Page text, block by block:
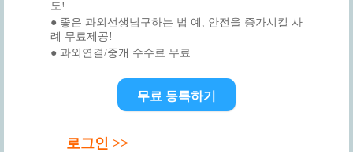
도!
● 좋은 과외선생님구하는 법 예, 안전을 증가시킬 사
례 무료제공!
● 과외연결/중개 수수료 무료
무료 등록하기
로그인 >>